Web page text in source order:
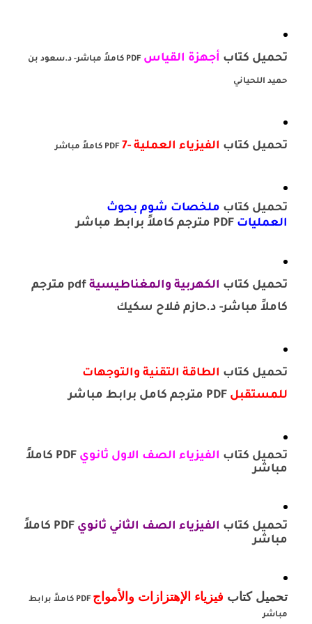
تحميل كتاب أجهزة القياس PDF كاملاً مباشر- د.سعود بن
حميد اللحياني
تحميل كتاب الفيزياء العملية -7 PDF كاملاً مباشر
تحميل كتاب ملخصات شوم بحوث
العمليات PDF مترجم كاملاً برابط مباشر
تحميل كتاب الكهربية والمغناطيسية
pdf مترجم
كاملاً مباشر- د.حازم فلاح سكيك
تحميل كتاب الطاقة التقنية والتوجهات
للمستقبل
تحميل كتاب الفيزياء الصف الاول ثانوي
PDF كاملاً
مباشر
تحميل كتاب الفيزياء الصف الثاني ثانوي
PDF كاملاً
مباشر
تحميل كتاب فيزياء الإهتزازات والأمواج
PDF كاملاً برابط
مباشر